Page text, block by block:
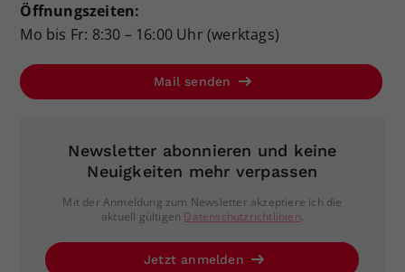
Öffnungszeiten:
Mo bis Fr: 8:30 – 16:00 Uhr (werktags)
Mail senden
Newsletter abonnieren und keine
Neuigkeiten mehr verpassen
Mit der Anmeldung zum Newsletter akzeptiere ich die
aktuell gültigen Datenschutzrichtlinien.
Jetzt anmelden